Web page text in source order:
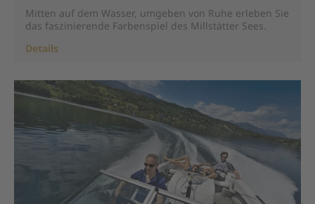
Mitten auf dem Wasser, umgeben von Ruhe erleben Sie
das faszinierende Farbenspiel des Millstätter Sees.
Details